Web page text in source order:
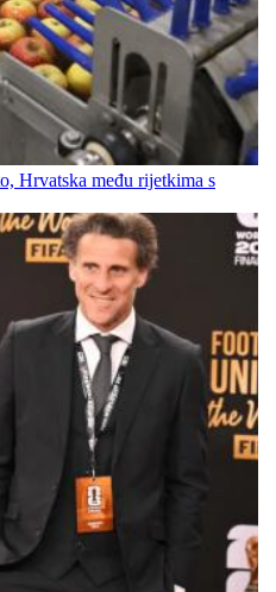
Hrvatska među rijetkima s